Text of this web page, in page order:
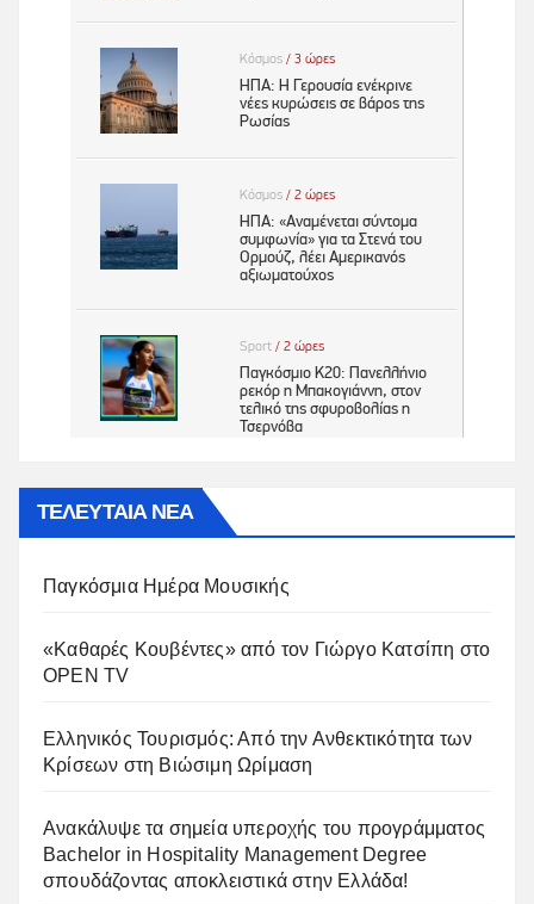
ΤΕΛΕΥΤΑΙΑ ΝΕΑ
Παγκόσμια Ημέρα Μουσικής
«Καθαρές Κουβέντες» από τον Γιώργο Κατσίπη στο
OPEN TV
Ελληνικός Τουρισμός: Από την Ανθεκτικότητα των
Κρίσεων στη Βιώσιμη Ωρίμαση
Ανακάλυψε τα σημεία υπεροχής του προγράμματος
Bachelor in Hospitality Management Degree
σπουδάζοντας αποκλειστικά στην Ελλάδα!